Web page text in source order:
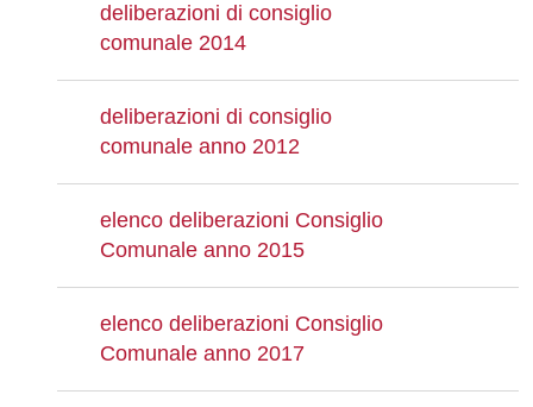
deliberazioni di consiglio
comunale 2014
deliberazioni di consiglio
comunale anno 2012
elenco deliberazioni Consiglio
Comunale anno 2015
elenco deliberazioni Consiglio
Comunale anno 2017